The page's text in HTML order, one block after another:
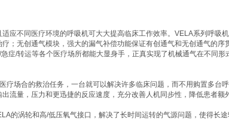
应不同医疗环境的呼吸机可大大提高临床工作效率。VELA系列呼吸
；无创通气模块，强大的漏气补偿功能保证有创通气和无创通气的序
症/转运等各个医疗场所都能大显身手，正真实现了机械通气在不同形
疗场合的救治任务，一台就可以解决许多临床问题，而不用购置多台呼
流量，压力和更迅捷的反应速度，充分改善人机同步性，降低患者额
的涡轮和高/低压氧气接口，解决了长时间运转的气源问题，使得长